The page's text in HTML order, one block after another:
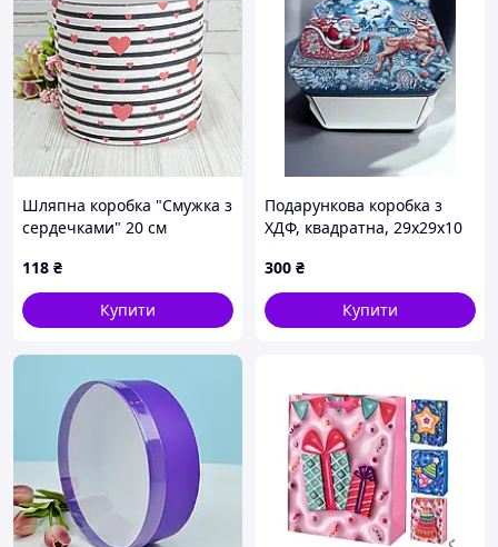
Шляпна коробка "Смужка з
сердечками" 20 см
118 ₴
Купити
Подарункова коробка з
ХДФ, квадратна, 29х29х10
300 ₴
Купити